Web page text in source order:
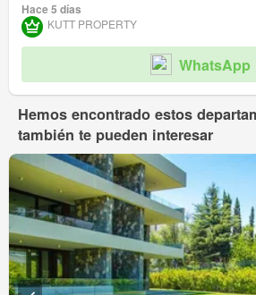
Hace 5 días
KUTT PROPERTY
WhatsApp
Hemos encontrado estos
también te pueden interesar